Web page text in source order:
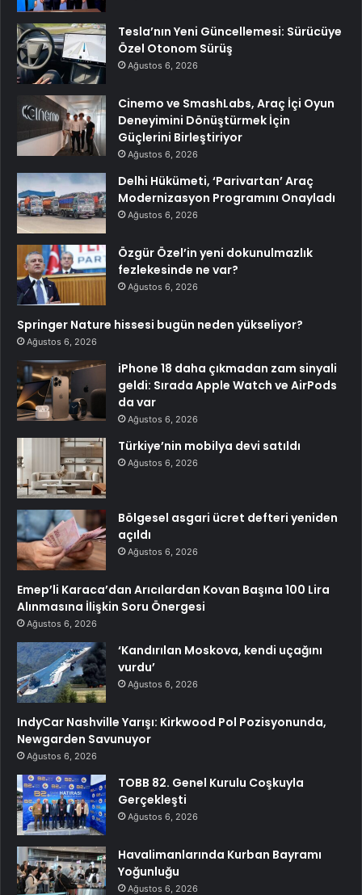
Tesla’nın Yeni Güncellemesi: Sürücüye
Özel Otonom Sürüş
Ağustos 6, 2026
Cinemo ve SmashLabs, Araç İçi Oyun
Deneyimini Dönüştürmek İçin
Güçlerini Birleştiriyor
Ağustos 6, 2026
Delhi Hükümeti, ‘Parivartan’ Araç
Modernizasyon Programını Onayladı
Ağustos 6, 2026
Özgür Özel’in yeni dokunulmazlık
fezlekesinde ne var?
Ağustos 6, 2026
Springer Nature hissesi bugün neden yükseliyor?
Ağustos 6, 2026
iPhone 18 daha çıkmadan zam sinyali
geldi: Sırada Apple Watch ve AirPods
da var
Ağustos 6, 2026
Türkiye’nin mobilya devi satıldı
Ağustos 6, 2026
Bölgesel asgari ücret defteri yeniden
açıldı
Ağustos 6, 2026
Emep’li Karaca’dan Arıcılardan Kovan Başına 100 Lira
Alınmasına İlişkin Soru Önergesi
Ağustos 6, 2026
‘Kandırılan Moskova, kendi uçağını
vurdu’
Ağustos 6, 2026
IndyCar Nashville Yarışı: Kirkwood Pol Pozisyonunda,
Newgarden Savunuyor
Ağustos 6, 2026
TOBB 82. Genel Kurulu Coşkuyla
Gerçekleşti
Ağustos 6, 2026
Havalimanlarında Kurban Bayramı
Yoğunluğu
Ağustos 6, 2026